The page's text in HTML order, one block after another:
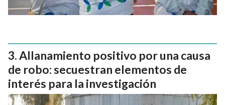
Allanamiento positivo por una causa
de robo: secuestran elementos de
interés para la investigación